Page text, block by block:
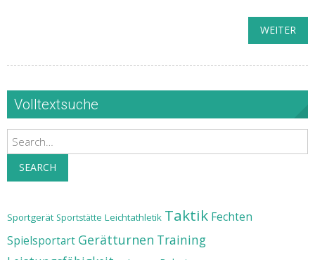
WEITER
Volltextsuche
Search
SEARCH
Sportgerät Sportstätte Leichtathletik Taktik Fechten
Spielsportart Gerätturnen Training